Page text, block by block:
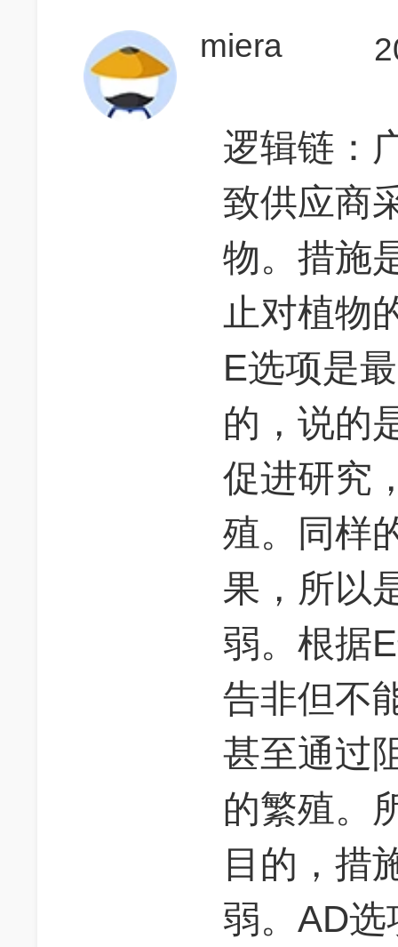
miera
逻辑链：
致供应商
物。措施
止对植物
E选项是
的，说的
促进研究
殖。同样
果，所以
弱。根据
告非但不
甚至通过
的繁殖。
目的，措
弱。AD